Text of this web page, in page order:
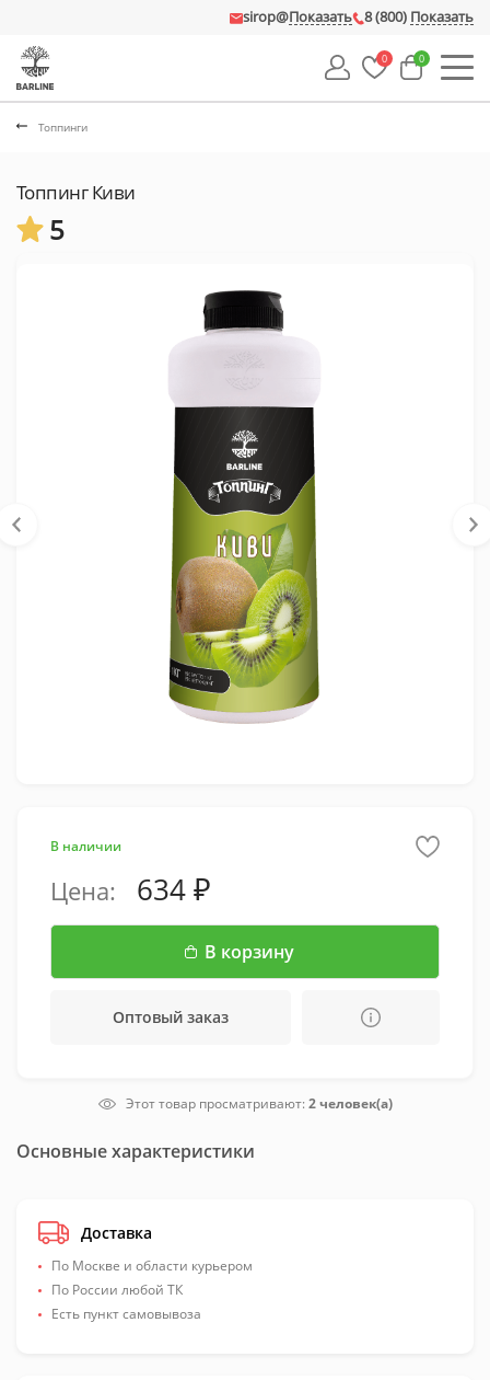
sirop@Показать 8 (800) Показать
0 0
Топпинги
Топпинг Киви
5
Основные характеристики
В наличии
Цена: 634
В корзину
Оптовый заказ
Этот товар просматривают:2 человек(а)
Доставка
По Москве и области курьером
По России любой ТК
Есть пункт самовывоза